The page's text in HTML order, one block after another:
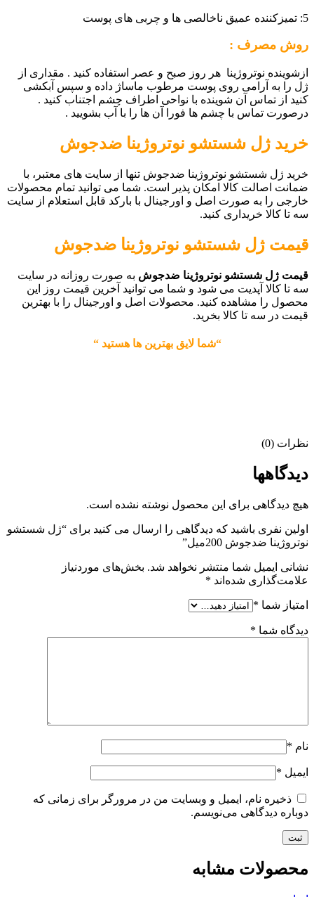
5: تمیزکننده عمیق ناخالصی ها و چربی های پوست
روش مصرف :
ازشوینده نوتروژینا هر روز صبح و عصر استفاده کنید . مقداری از
ژل را به آرامی روی پوست مرطوب ماساژ داده و سپس آبکشی
کنید از تماس آن شوینده با نواحی اطراف چشم اجتناب کنید .
درصورت تماس با چشم ها فورا آن ها را با آب بشویید .
خرید ژل شستشو نوتروژینا ضدجوش
خرید ژل شستشو نوتروژینا ضدجوش تنها از سایت های معتبر، با
ضمانت اصالت کالا امکان پذیر است. شما می توانید تمام محصولات
خارجی را به صورت اصل و اورجینال با بارکد قابل استعلام از سایت
سه تا کالا خریداری کنید.
قیمت ژل شستشو نوتروژینا ضدجوش
قیمت ژل شستشو نوتروژینا ضدجوش به صورت روزانه در سایت
سه تا کالا آپدیت می شود و شما می توانید آخرین قیمت روز این
محصول را مشاهده کنید. محصولات اصل و اورجینال را با بهترین
قیمت در سه تا کالا بخرید.
“شما لایق بهترین ها هستید “
نظرات (0)
دیدگاهها
هیچ دیدگاهی برای این محصول نوشته نشده است.
اولین نفری باشید که دیدگاهی را ارسال می کنید برای “ژل شستشو
نوتروژینا ضدجوش 200میل”
نشانی ایمیل شما منتشر نخواهد شد. بخش‌های موردنیاز
علامت‌گذاری شده‌اند *
امتیاز شما *
دیدگاه شما *
نام *
ایمیل *
ذخیره نام، ایمیل و وبسایت من در مرورگر برای زمانی که
دوباره دیدگاهی می‌نویسم.
محصولات مشابه